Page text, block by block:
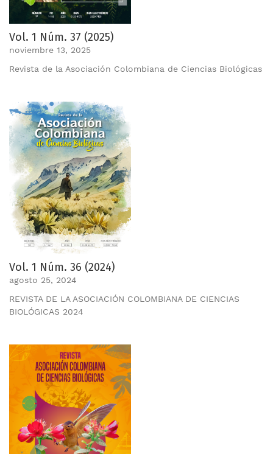
Vol. 1 Núm. 37 (2025)
noviembre 13, 2025
Revista de la Asociación Colombiana de Ciencias Biológicas
Vol. 1 Núm. 36 (2024)
agosto 25, 2024
REVISTA DE LA ASOCIACIÓN COLOMBIANA DE CIENCIAS
BIOLÓGICAS 2024